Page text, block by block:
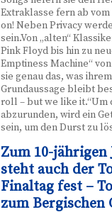
Extraklasse fern ab vom
on! Neben Privacy
sein.Von „alten“
Pink Floyd bis hin zu
Emptiness Machine“
sie genau das, was
Grundaussage bleibt
roll – but we like it.“Um
abzurunden, wird ein
sein, um den Durst zu
Zum 10-
steht auch der
Finaltag fest –
zum Bergischen